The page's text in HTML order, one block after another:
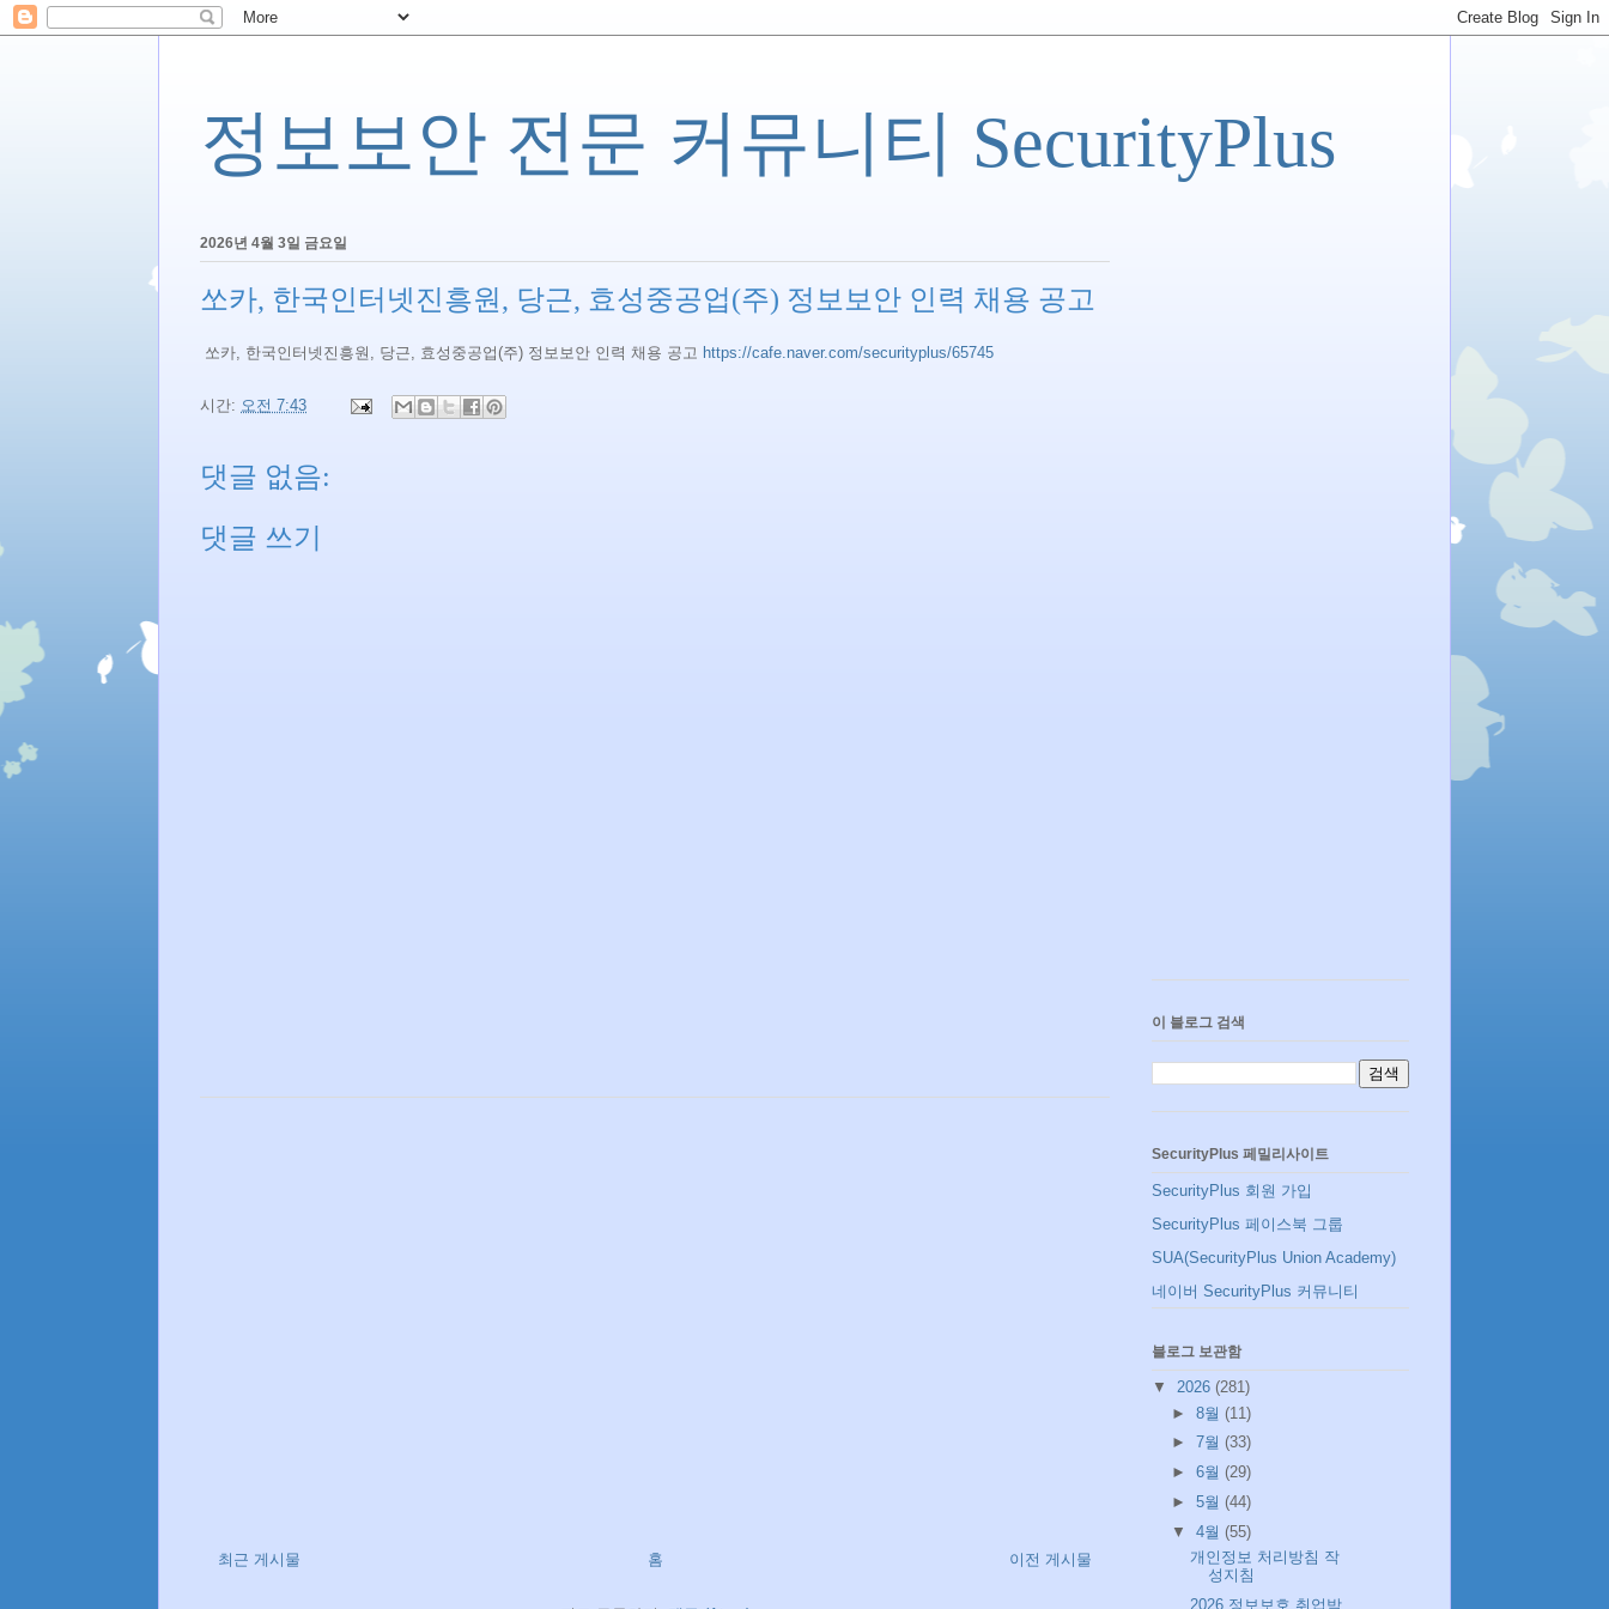
정보보안 전문 커뮤니티 SecurityPlus
2026년 4월 3일 금요일
쏘카, 한국인터넷진흥원, 당근, 효성중공업(주) 정보보안 인력 채용 공고
쏘카, 한국인터넷진흥원, 당근, 효성중공업(주) 정보보안 인력 채용 공고 https://cafe.naver.com/securityplus/65745
시간: 오전 7:43
댓글 없음:
댓글 쓰기
최근 게시물 이전 게시물
홈
이 블로그 검색
SecurityPlus 페밀리사이트
SecurityPlus 회원 가입
SecurityPlus 페이스북 그룹
SUA(SecurityPlus Union Academy)
네이버 SecurityPlus 커뮤니티
블로그 보관함
▼ 2026 (281)
► 8월 (11)
► 7월 (33)
► 6월 (29)
► 5월 (44)
▼ 4월 (55)
개인정보 처리방침 작
성지침
2026 정보보호 취업박